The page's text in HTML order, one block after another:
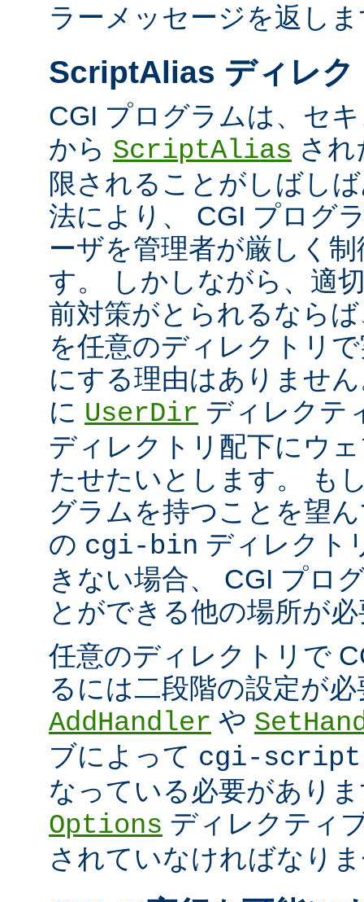
ラーメッセージを返し
ScriptAlias ディレク
CGI プログラムは、セ
から ScriptAlias さ
限されることがしばし
法により、 CGI プログ
ーザを管理者が厳しく
す。 しかしながら、適
前対策がとられるなら
を任意のディレクトリ
にする理由はありませ
に UserDir ディレクテ
ディレクトリ配下にウ
たせたいとします。 も
グラムを持つことを望
の cgi-bin ディレクト
きない場合、 CGI プロ
とができる他の場所が
任意のディレクトリで
るには二段階の設定が
AddHandler や
ブによって cgi-script
なっている必要があり
Options ディレクティ
されていなければなり